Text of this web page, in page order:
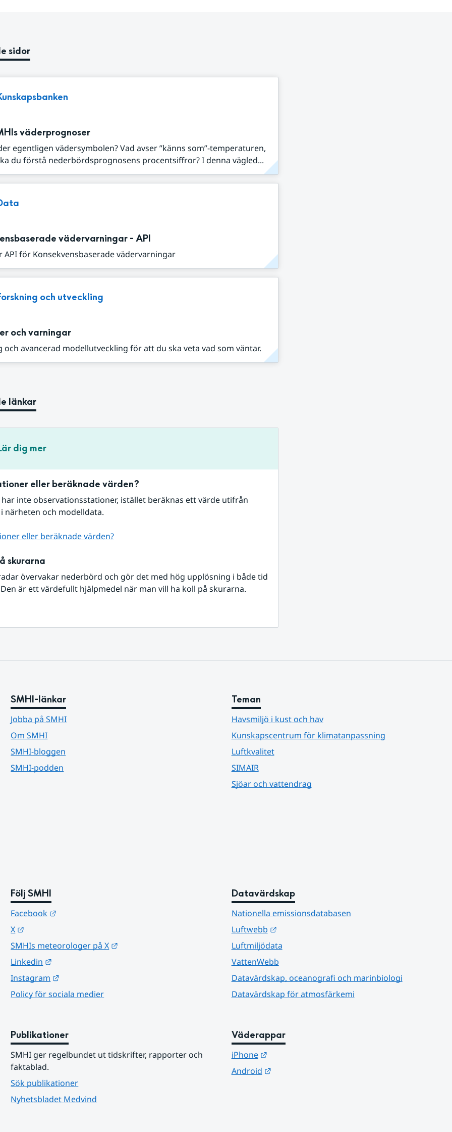
sidor
väderprognoser
egentligen vädersymbolen? Vad avser ”känns som”-temperaturen,
du förstå nederbördsprognosens procentsiffror? I denna vägled...
vädervarningar - API
API för Konsekvensbaserade vädervarningar
och utveckling
och varningar
och avancerad modellutveckling för att du ska veta vad som väntar.
länkar
dig mer
eller beräknade värden?
inte observationsstationer, istället beräknas ett värde utifrån
närheten och modelldata.
eller beräknade värden?
skurarna
övervakar nederbörd och gör det med hög upplösning i både tid
är ett värdefullt hjälpmedel när man vill ha koll på skurarna.
SMHI-länkar
Jobba på SMHI
Om SMHI
SMHI-bloggen
SMHI-podden
Teman
Havsmiljö i kust och hav
Kunskapscentrum för klimatanpassning
Luftkvalitet
SIMAIR
Sjöar och vattendrag
Följ SMHI
Facebook
X
SMHIs meteorologer på X
Linkedin
Instagram
Policy för sociala medier
Datavärdskap
Nationella emissionsdatabasen
Luftwebb
Länk till annan webbplats.
Luftmiljödata
VattenWebb
Datavärdskap, oceanografi och marinbiologi
Datavärdskap för atmosfärkemi
Publikationer
SMHI ger regelbundet ut tidskrifter, rapporter och
faktablad.
Sök publikationer
Nyhetsbladet Medvind
Väderappar
iPhone
Länk till annan webbplats.
Android
Länk till annan webbplats.